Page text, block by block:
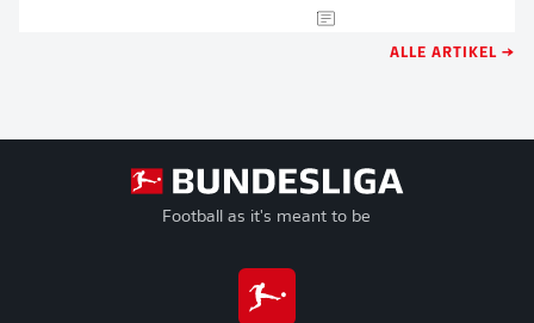
ALLE ARTIKEL →
Football as it's meant to be